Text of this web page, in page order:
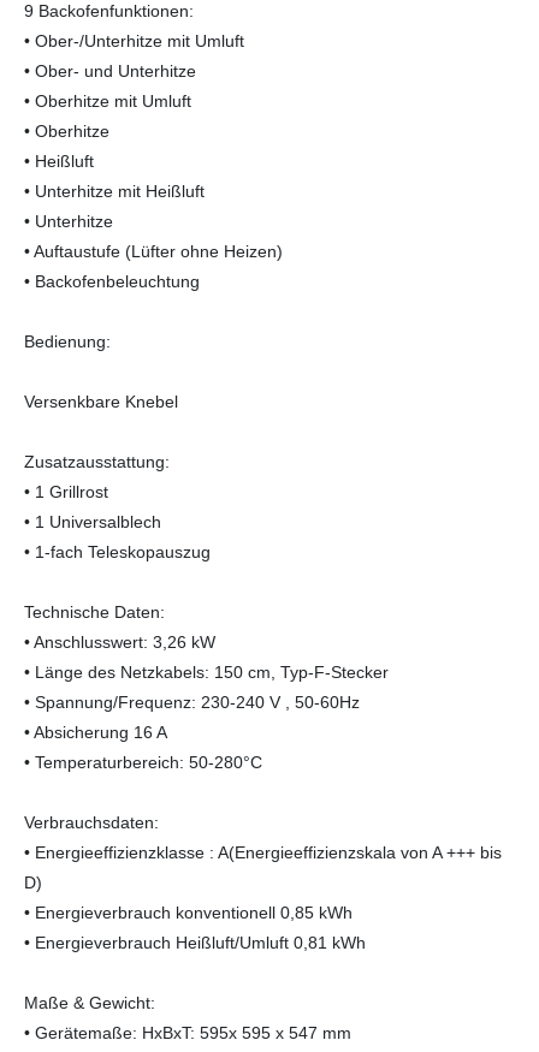
9 Backofenfunktionen:
• Ober-/Unterhitze mit Umluft
• Ober- und Unterhitze
• Oberhitze mit Umluft
• Oberhitze
• Heißluft
• Unterhitze mit Heißluft
• Unterhitze
• Auftaustufe (Lüfter ohne Heizen)
• Backofenbeleuchtung
Bedienung:
Versenkbare Knebel
Zusatzausstattung:
• 1 Grillrost
• 1 Universalblech
• 1-fach Teleskopauszug
Technische Daten:
• Anschlusswert: 3,26 kW
• Länge des Netzkabels: 150 cm, Typ-F-Stecker
• Spannung/Frequenz: 230-240 V , 50-60Hz
• Absicherung 16 A
• Temperaturbereich: 50-280°C
Verbrauchsdaten:
• Energieeffizienzklasse : A(Energieeffizienzskala von A +++ bis
D)
• Energieverbrauch konventionell 0,85 kWh
• Energieverbrauch Heißluft/Umluft 0,81 kWh
Maße & Gewicht:
• Gerätemaße: HxBxT: 595x 595 x 547 mm